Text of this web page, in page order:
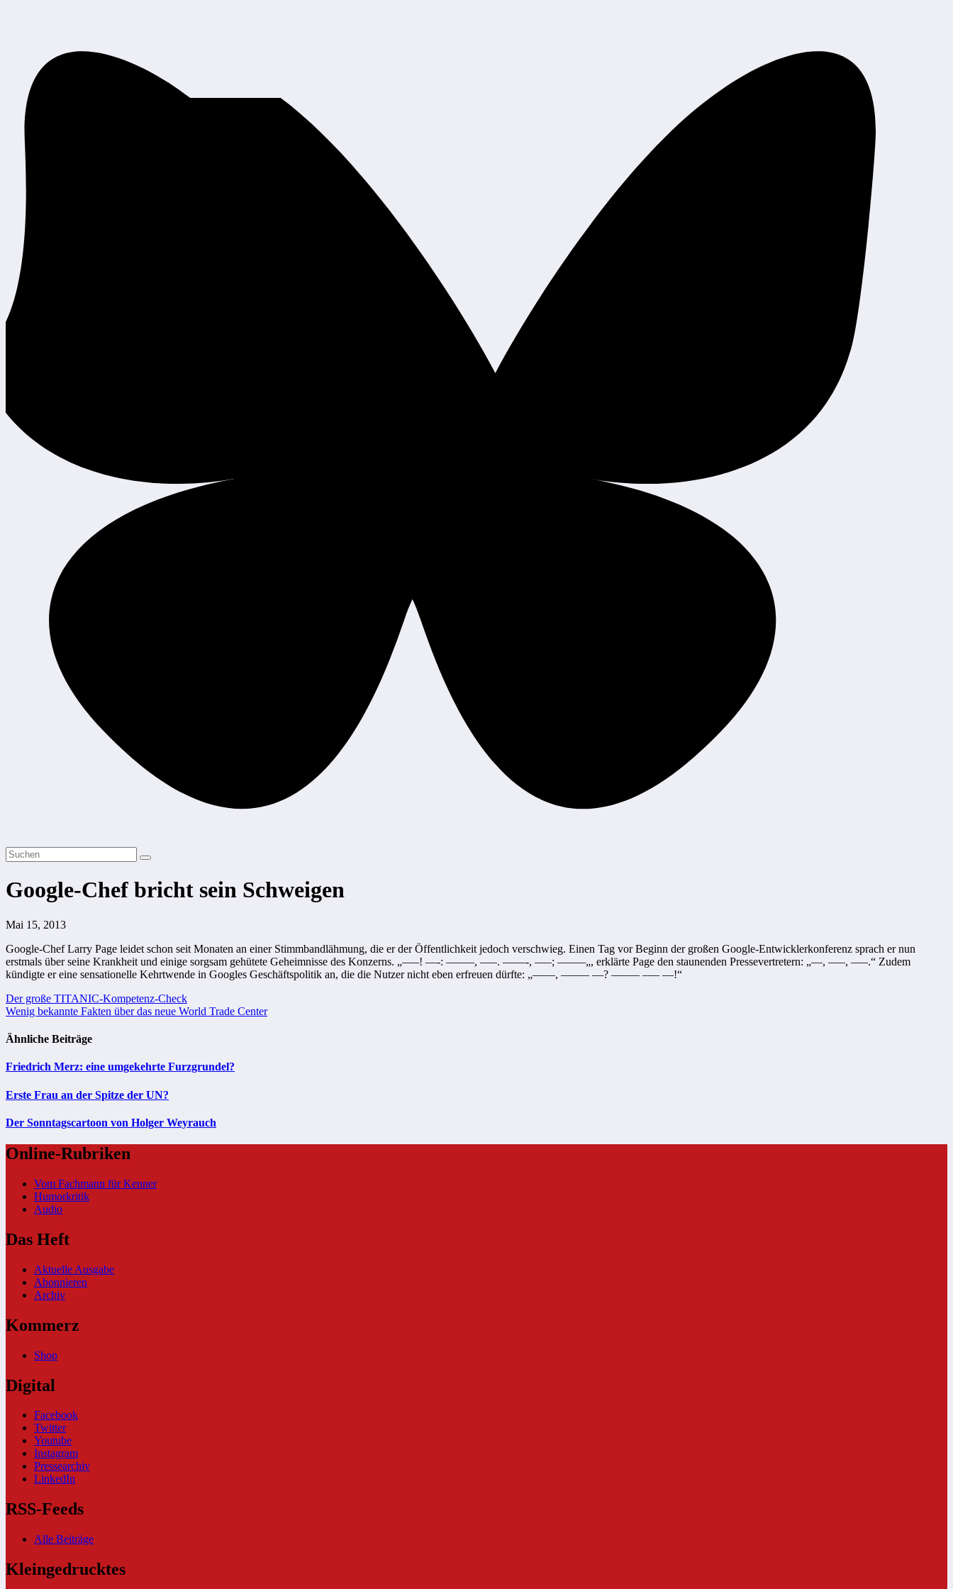
Google-Chef bricht sein Schweigen
Mai 15, 2013
Google-Chef Larry Page leidet schon seit Monaten an einer Stimmbandlähmung, die er der Öffentlichkeit jedoch verschwieg. Einen Tag vor Beginn der großen Google-Entwicklerkonferenz sprach er nun
erstmals über seine Krankheit und einige sorgsam gehütete Geheimnisse des Konzerns. „—–! —-: ——–, —–. ——-, —–; ——–„, erklärte Page den staunenden Pressevertretern: „—, —–, —–.“ Zudem
kündigte er eine sensationelle Kehrtwende in Googles Geschäftspolitik an, die die Nutzer nicht eben erfreuen dürfte: „——, ——– —? ——– —– —!“
Beitragsnavigation
Der große TITANIC-Kompetenz-Check
Wenig bekannte Fakten über das neue World Trade Center
Ähnliche Beiträge
Friedrich Merz: eine umgekehrte Furzgrundel?
Erste Frau an der Spitze der UN?
Der Sonntagscartoon von Holger Weyrauch
Online-Rubriken
Vom Fachmann für Kenner
Humorkritik
Audio
Das Heft
Aktuelle Ausgabe
Abonnieren
Archiv
Kommerz
Shop
Digital
Facebook
Twitter
Youtube
Instagram
Pressearchiv
LinkedIn
RSS-Feeds
Alle Beiträge
Kleingedrucktes